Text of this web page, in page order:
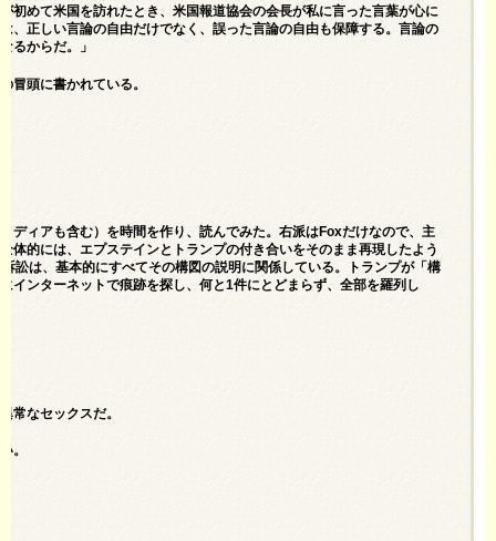
初めて米国を訪れたとき、米国報道協会の会長が私に言った言葉が心に
、正しい言論の自由だけでなく、誤った言論の自由も保障する。言論の
るからだ。」
冒頭に書かれている。
ディアも含む）を時間を作り、読んでみた。右派はFoxだけなので、主
体的には、エプステインとトランプの付き合いをそのまま再現したよう
訟は、基本的にすべてその構図の説明に関係している。トランプが「構
インターネットで痕跡を探し、何と1件にとどまらず、全部を羅列し
常なセックスだ。
。